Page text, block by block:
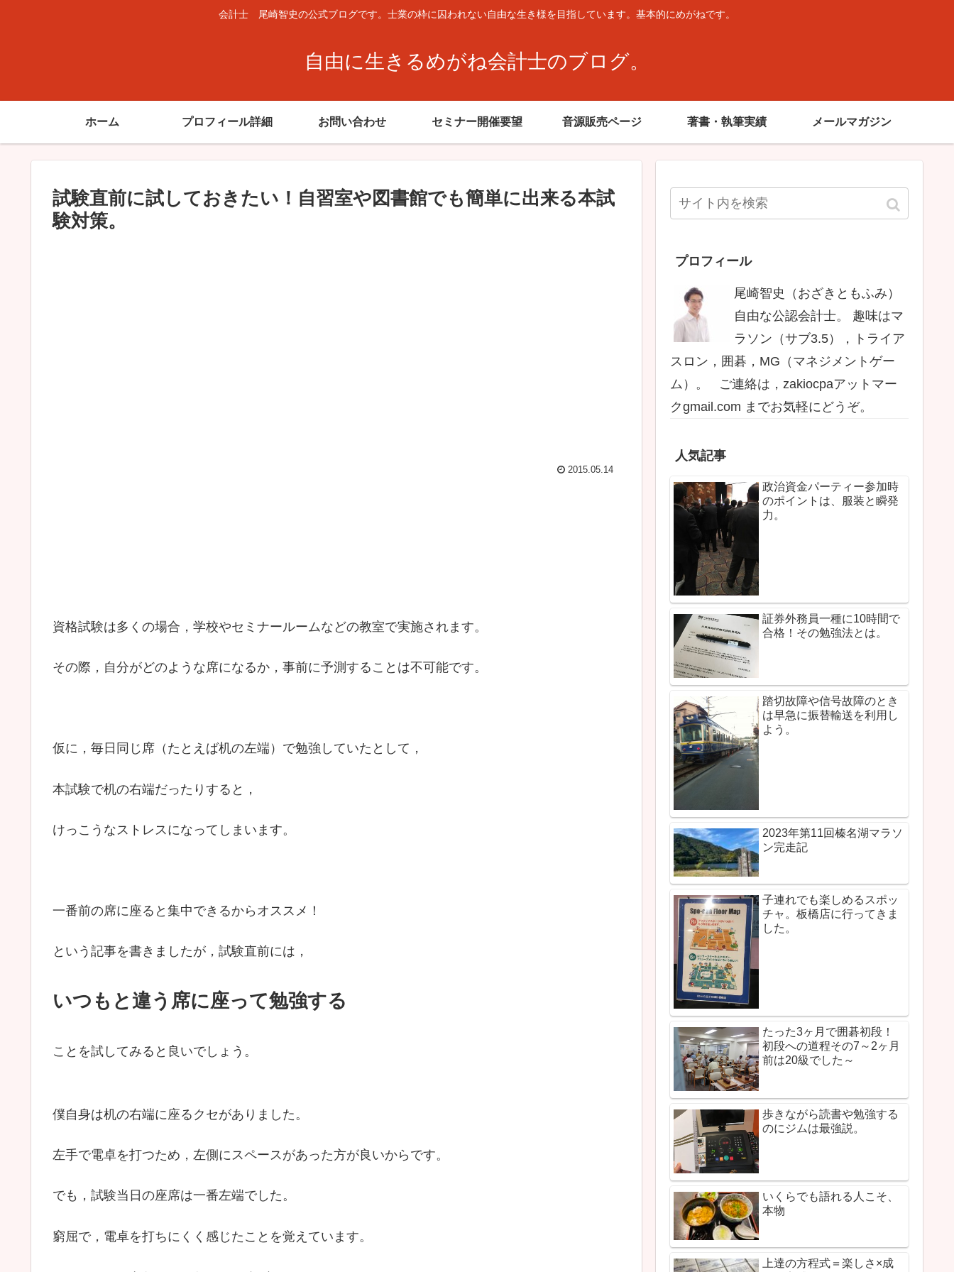
会計士 尾崎智史の公式ブログです。士業の枠に囚われない自由な生き様を目指しています。基本的にめがねです。
自由に生きるめがね会計士のブログ。
ホーム プロフィール詳細 お問い合わせ セミナー開催要望 音源販売ページ 著書・執筆実績 メールマガジン
試験直前に試しておきたい！自習室や図書館でも簡単に出来る本試
験対策。
2015.05.14
資格試験は多くの場合，学校やセミナールームなどの教室で実施されます。
その際，自分がどのような席になるか，事前に予測することは不可能です。
仮に，毎日同じ席（たとえば机の左端）で勉強していたとして，
本試験で机の右端だったりすると，
けっこうなストレスになってしまいます。
一番前の席に座ると集中できるからオススメ！
という記事を書きましたが，試験直前には，
いつもと違う席に座って勉強する
ことを試してみると良いでしょう。
僕自身は机の右端に座るクセがありました。
左手で電卓を打つため，左側にスペースがあった方が良いからです。
でも，試験当日の座席は一番左端でした。
窮屈で，電卓を打ちにくく感じたことを覚えています。
プロフィール
尾崎智史（おざきともふみ）
自由な公認会計士。 趣味はマ
ラソン（サブ3.5），トライア
スロン，囲碁，MG（マネジメントゲー
ム）。 ご連絡は，zakiocpaアットマー
クgmail.com までお気軽にどうぞ。
人気記事
政治資金パーティー参加時
のポイントは、服装と瞬発
力。
証券外務員一種に10時間で
合格！その勉強法とは。
踏切故障や信号故障のとき
は早急に振替輸送を利用し
よう。
2023年第11回榛名湖マラソ
ン完走記
子連れでも楽しめるスポッ
チャ。板橋店に行ってきま
した。
たった3ヶ月で囲碁初段！
初段への道程その7～2ヶ月
前は20級でした～
歩きながら読書や勉強する
のにジムは最強説。
いくらでも語れる人こそ、
本物
上達の方程式＝楽しさ×成